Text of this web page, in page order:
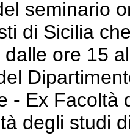
seminario
di Sicilia
dalle ore 15
- Ex Facoltà
degli studi